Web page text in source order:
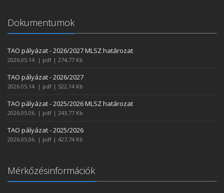
Dokumentumok
TAO pályázat - 2026/2027 MLSZ határozat
2026.05.14. | pdf | 274,77 Kb
TAO pályázat - 2026/2027
2026.05.14. | pdf | 522,14 Kb
TAO pályázat - 2025/2026 MLSZ határozat
2026.05.06. | pdf | 243,77 Kb
TAO pályázat - 2025/2026
2026.05.06. | pdf | 427,74 Kb
Mérkőzésinformációk